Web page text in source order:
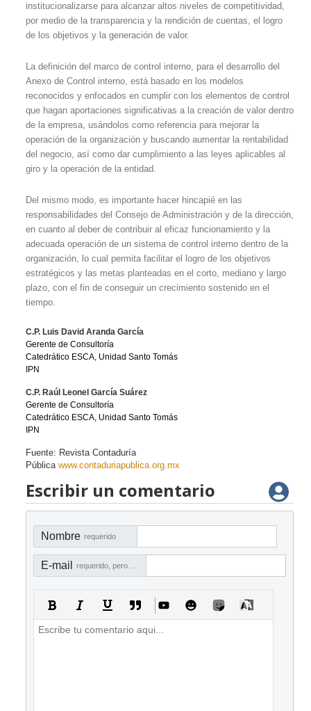
institucionalizarse para alcanzar altos niveles de competitividad,
por medio de la transparencia y la rendición de cuentas, el logro
de los objetivos y la generación de valor.
La definición del marco de control interno, para el desarrollo del
Anexo de Control interno, está basado en los modelos
reconocidos y enfocados en cumplir con los elementos de control
que hagan aportaciones significativas a la creación de valor dentro
de la empresa, usándolos como referencia para mejorar la
operación de la organización y buscando aumentar la rentabilidad
del negocio, así como dar cumplimiento a las leyes aplicables al
giro y la operación de la entidad.
Del mismo modo, es importante hacer hincapié en las
responsabilidades del Consejo de Administración y de la dirección,
en cuanto al deber de contribuir al eficaz funcionamiento y la
adecuada operación de un sistema de control interno dentro de la
organización, lo cual permita facilitar el logro de los objetivos
estratégicos y las metas planteadas en el corto, mediano y largo
plazo, con el fin de conseguir un crecimiento sostenido en el
tiempo.
C.P. Luis David Aranda García
Gerente de Consultoría
Catedrático ESCA, Unidad Santo Tomás
IPN
C.P. Raúl Leonel García Suárez
Gerente de Consultoría
Catedrático ESCA, Unidad Santo Tomás
IPN
Fuente: Revista Contaduría
Pública www.contaduriapublica.org.mx
Escribir un comentario
Nombre requerido
E-mail